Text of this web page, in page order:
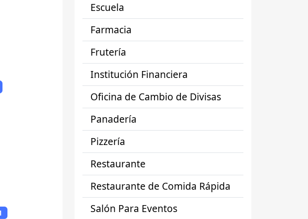
Escuela
Farmacia
Frutería
Institución Financiera
Oficina de Cambio de Divisas
Panadería
Pizzería
Restaurante
Restaurante de Comida Rápida
Salón Para Eventos